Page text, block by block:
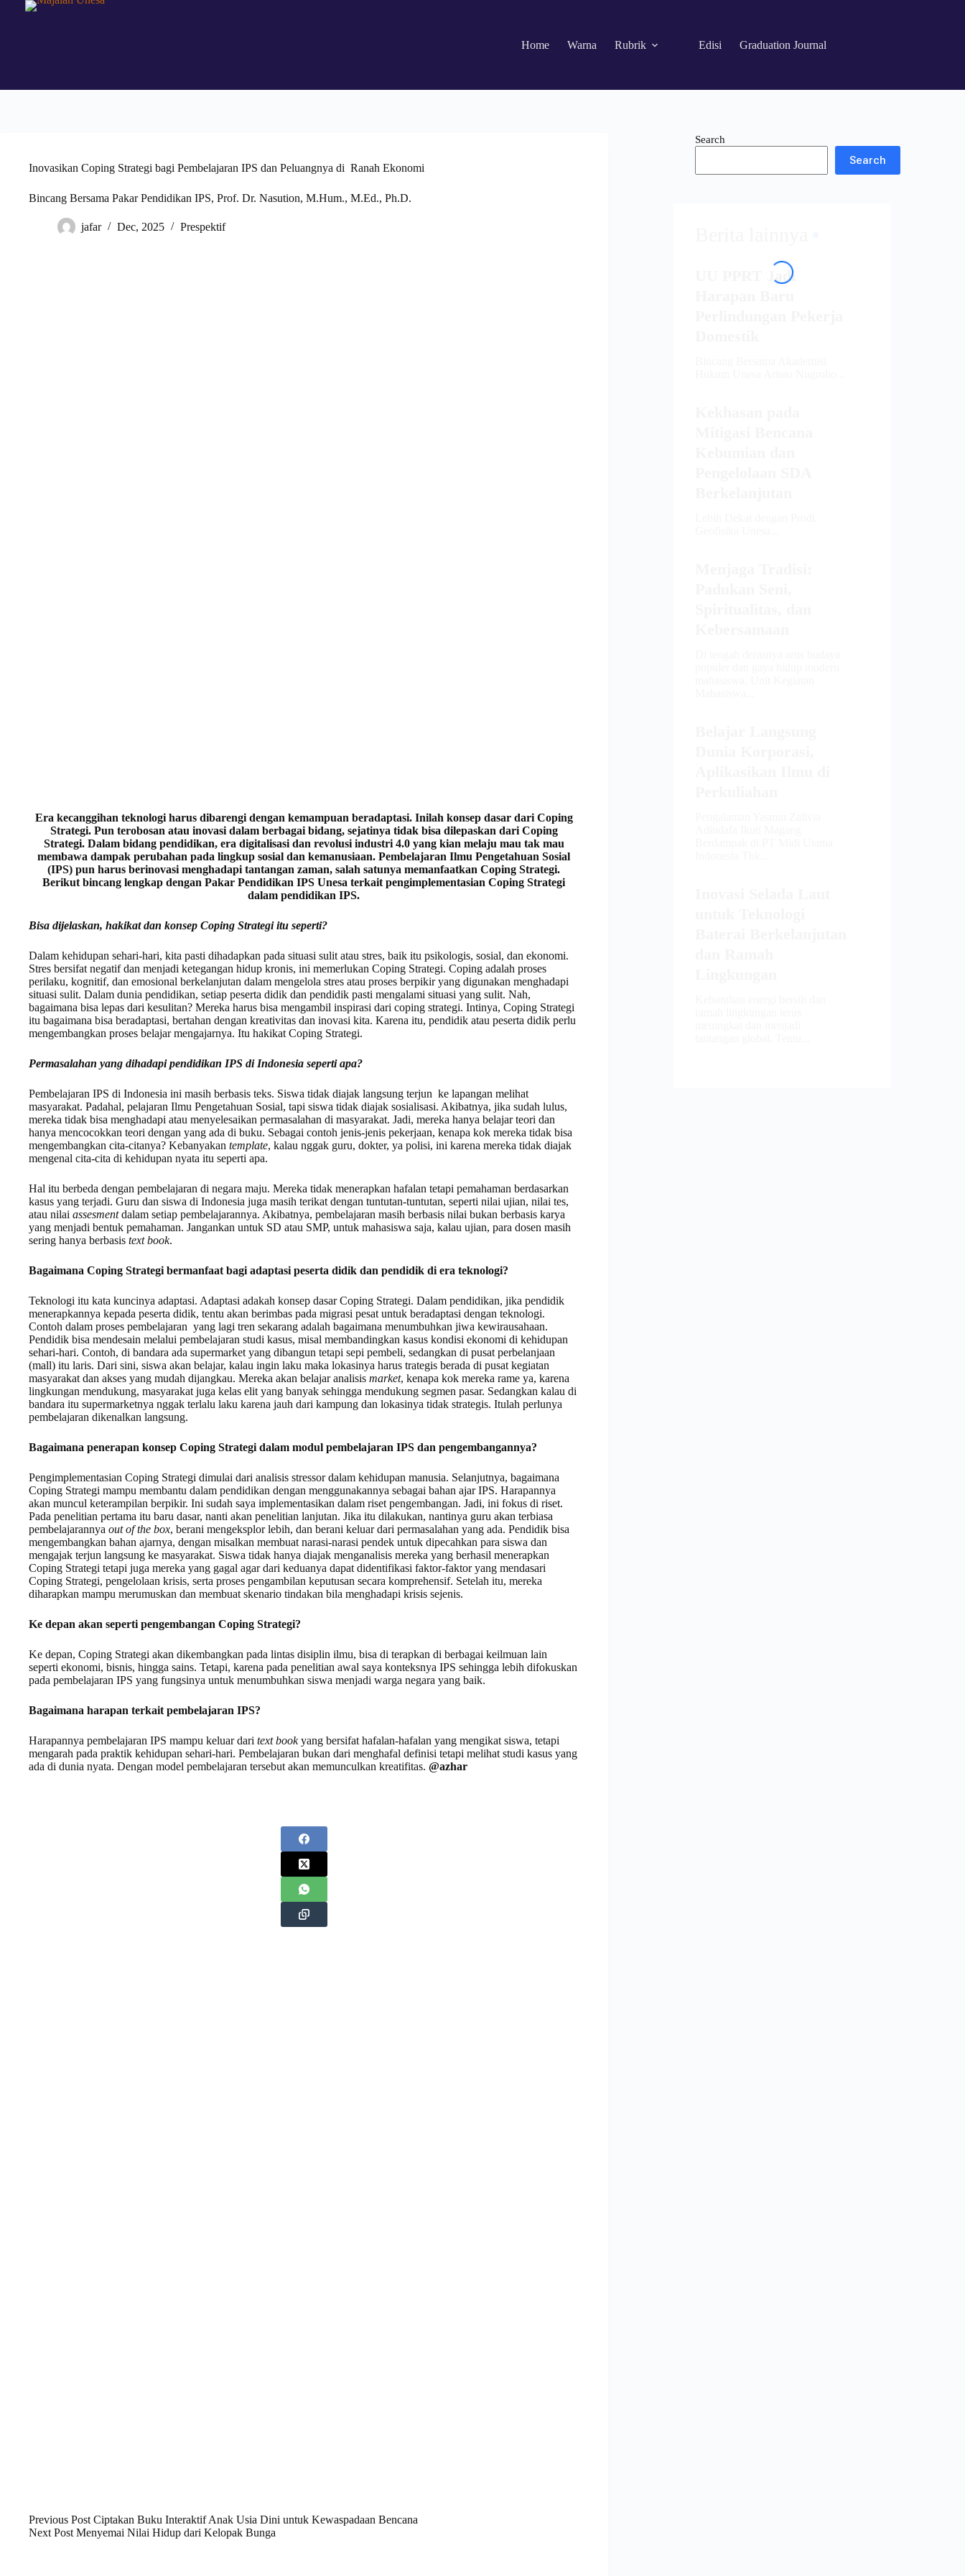
Home Warna Rubrik Edisi Graduation Journal
Inovasikan Coping Strategi bagi Pembelajaran IPS dan Peluangnya di Ranah Ekonomi
Bincang Bersama Pakar Pendidikan IPS, Prof. Dr. Nasution, M.Hum., M.Ed., Ph.D.
jafar Dec, 2025 Prespektif
Era kecanggihan teknologi harus dibarengi dengan kemampuan beradaptasi. Inilah konsep dasar dari Coping
Strategi. Pun terobosan atau inovasi dalam berbagai bidang, sejatinya tidak bisa dilepaskan dari Coping
Strategi. Dalam bidang pendidikan, era digitalisasi dan revolusi industri 4.0 yang kian melaju mau tak mau
membawa dampak perubahan pada lingkup sosial dan kemanusiaan. Pembelajaran Ilmu Pengetahuan Sosial
(IPS) pun harus berinovasi menghadapi tantangan zaman, salah satunya memanfaatkan Coping Strategi.
Berikut bincang lengkap dengan Pakar Pendidikan IPS Unesa terkait pengimplementasian Coping Strategi
dalam pendidikan IPS.
Bisa dijelaskan, hakikat dan konsep Coping Strategi itu seperti?
Dalam kehidupan sehari-hari, kita pasti dihadapkan pada situasi sulit atau stres, baik itu psikologis, sosial, dan ekonomi.
Stres bersifat negatif dan menjadi ketegangan hidup kronis, ini memerlukan Coping Strategi. Coping adalah proses
perilaku, kognitif, dan emosional berkelanjutan dalam mengelola stres atau proses berpikir yang digunakan menghadapi
situasi sulit. Dalam dunia pendidikan, setiap peserta didik dan pendidik pasti mengalami situasi yang sulit. Nah,
bagaimana bisa lepas dari kesulitan? Mereka harus bisa mengambil inspirasi dari coping strategi. Intinya, Coping Strategi
itu bagaimana bisa beradaptasi, bertahan dengan kreativitas dan inovasi kita. Karena itu, pendidik atau peserta didik perlu
mengembangkan proses belajar mengajarnya. Itu hakikat Coping Strategi.
Permasalahan yang dihadapi pendidikan IPS di Indonesia seperti apa?
Pembelajaran IPS di Indonesia ini masih berbasis teks. Siswa tidak diajak langsung terjun ke lapangan melihat
masyarakat. Padahal, pelajaran Ilmu Pengetahuan Sosial, tapi siswa tidak diajak sosialisasi. Akibatnya, jika sudah lulus,
mereka tidak bisa menghadapi atau menyelesaikan permasalahan di masyarakat. Jadi, mereka hanya belajar teori dan
hanya mencocokkan teori dengan yang ada di buku. Sebagai contoh jenis-jenis pekerjaan, kenapa kok mereka tidak bisa
mengembangkan cita-citanya? Kebanyakan template, kalau nggak guru, dokter, ya polisi, ini karena mereka tidak diajak
mengenal cita-cita di kehidupan nyata itu seperti apa.
Hal itu berbeda dengan pembelajaran di negara maju. Mereka tidak menerapkan hafalan tetapi pemahaman berdasarkan
kasus yang terjadi. Guru dan siswa di Indonesia juga masih terikat dengan tuntutan-tuntutan, seperti nilai ujian, nilai tes,
atau nilai assesmentdalam setiap pembelajarannya. Akibatnya, pembelajaran masih berbasis nilai bukan berbasis karya
yang menjadi bentuk pemahaman. Jangankan untuk SD atau SMP, untuk mahasiswa saja, kalau ujian, para dosen masih
sering hanya berbasis text book.
Bagaimana Coping Strategi bermanfaat bagi adaptasi peserta didik dan pendidik di era teknologi?
Teknologi itu kata kuncinya adaptasi. Adaptasi adakah konsep dasar Coping Strategi. Dalam pendidikan, jika pendidik
menerapkannya kepada peserta didik, tentu akan berimbas pada migrasi pesat untuk beradaptasi dengan teknologi.
Contoh dalam proses pembelajaran yang lagi tren sekarang adalah bagaimana menumbuhkan jiwa kewirausahaan.
Pendidik bisa mendesain melalui pembelajaran studi kasus, misal membandingkan kasus kondisi ekonomi di kehidupan
sehari-hari. Contoh, di bandara ada supermarket yang dibangun tetapi sepi pembeli, sedangkan di pusat perbelanjaan
(mall) itu laris. Dari sini, siswa akan belajar, kalau ingin laku maka lokasinya harus trategis berada di pusat kegiatan
masyarakat dan akses yang mudah dijangkau. Mereka akan belajar analisis market, kenapa kok mereka rame ya, karena
lingkungan mendukung, masyarakat juga kelas elit yang banyak sehingga mendukung segmen pasar. Sedangkan kalau di
bandara itu supermarketnya nggak terlalu laku karena jauh dari kampung dan lokasinya tidak strategis. Itulah perlunya
pembelajaran dikenalkan langsung.
Bagaimana penerapan konsep Coping Strategi dalam modul pembelajaran IPS dan pengembangannya?
Pengimplementasian Coping Strategi dimulai dari analisis stressor dalam kehidupan manusia. Selanjutnya, bagaimana
Coping Strategi mampu membantu dalam pendidikan dengan menggunakannya sebagai bahan ajar IPS. Harapannya
akan muncul keterampilan berpikir. Ini sudah saya implementasikan dalam riset pengembangan. Jadi, ini fokus di riset.
Pada penelitian pertama itu baru dasar, nanti akan penelitian lanjutan. Jika itu dilakukan, nantinya guru akan terbiasa
pembelajarannya out of the box, berani mengeksplor lebih, dan berani keluar dari permasalahan yang ada. Pendidik bisa
mengembangkan bahan ajarnya, dengan misalkan membuat narasi-narasi pendek untuk dipecahkan para siswa dan
mengajak terjun langsung ke masyarakat. Siswa tidak hanya diajak menganalisis mereka yang berhasil menerapkan
Coping Strategi tetapi juga mereka yang gagal agar dari keduanya dapat didentifikasi faktor-faktor yang mendasari
Coping Strategi, pengelolaan krisis, serta proses pengambilan keputusan secara komprehensif. Setelah itu, mereka
diharapkan mampu merumuskan dan membuat skenario tindakan bila menghadapi krisis sejenis.
Ke depan akan seperti pengembangan Coping Strategi?
Ke depan, Coping Strategi akan dikembangkan pada lintas disiplin ilmu, bisa di terapkan di berbagai keilmuan lain
seperti ekonomi, bisnis, hingga sains. Tetapi, karena pada penelitian awal saya konteksnya IPS sehingga lebih difokuskan
pada pembelajaran IPS yang fungsinya untuk menumbuhkan siswa menjadi warga negara yang baik.
Bagaimana harapan terkait pembelajaran IPS?
Harapannya pembelajaran IPS mampu keluar dari text bookyang bersifat hafalan-hafalan yang mengikat siswa, tetapi
mengarah pada praktik kehidupan sehari-hari. Pembelajaran bukan dari menghafal definisi tetapi melihat studi kasus yang
ada di dunia nyata. Dengan model pembelajaran tersebut akan memunculkan kreatifitas. @azhar
Previous Post Ciptakan Buku Interaktif Anak Usia Dini untuk Kewaspadaan Bencana
NextPost Menyemai Nilai Hidup dari Kelopak Bunga
Search
Search
UU PPRT Jadi